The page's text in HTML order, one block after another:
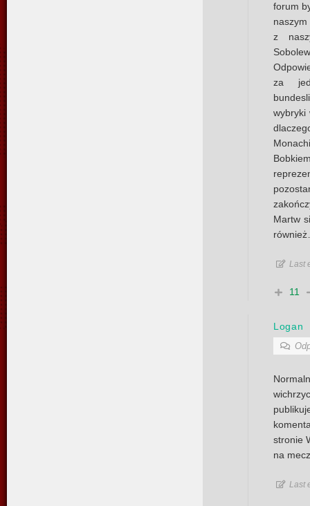
forum
z
za
wybryki
Martw
również
Last
11
Logan
stronie
na
Last